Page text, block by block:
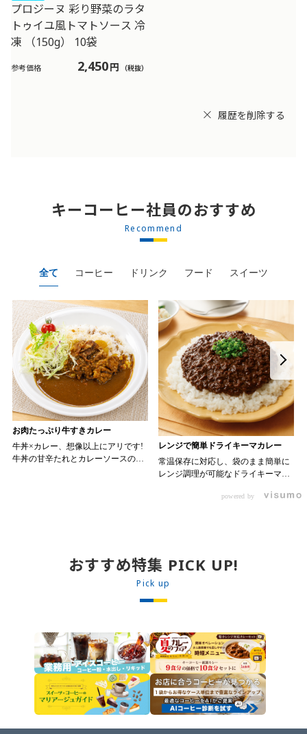
プロジーヌ 彩り野菜のラタ
トゥイユ風トマトソース 冷
凍 （150g） 10袋
参考価格 2,450円 （税抜）
履歴を削除する
キーコーヒー社員のおすすめ
Recommend
全て コーヒー ドリンク フード スイーツ
お肉たっぷり牛すきカレー
牛丼×カレー、想像以上にアリです!
牛丼の甘辛たれとカレーソースのス
丼の素を中央にのせます。 3. 手前
からカレーソースをかけ、サラダを
盛りつけます。 ※牛丼の素のたれを
レンジで簡単ドライキーマカレー
常温保存に対応し、袋のまま簡単に
レンジ調理が可能なドライキーマカ
オリジナルメニューにアレンジも可
powered by
おすすめ特集 PICK UP!
Pick up